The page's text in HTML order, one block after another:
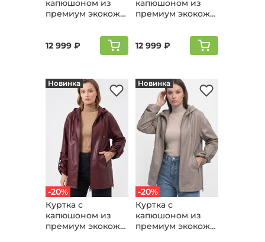
капюшоном из
премиум экокожи,
12 999 ₽
капюшоном из
премиум экокожи,
12 999 ₽
-20%
Новинка
Куртка с
капюшоном из
премиум экокожи,
-20%
Новинка
Куртка с
капюшоном из
премиум экокожи,